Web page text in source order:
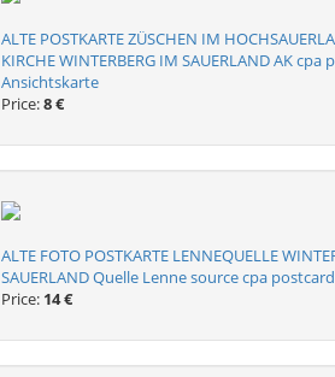
ALTE POSTKARTE ZÜSCHEN IM
KIRCHE WINTERBERG IM SAUERLAND AK cpa
Ansichtskarte
Price:8 €
ALTE FOTO POSTKARTE LENNEQUELLE
SAUERLAND Quelle Lenne source cpa
Price: 14 €